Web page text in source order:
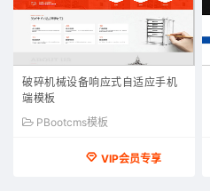
破碎机械设备响应式自适应手机
端模板
PBootcms模板
VIP会员专享